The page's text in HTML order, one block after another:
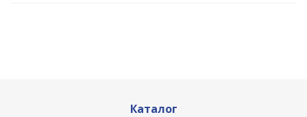
Каталог